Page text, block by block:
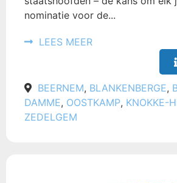
nominatie voor de...
LEES MEER
BEERNEM, BLANKENBERGE,
DAMME, OOSTKAMP, KNOKKE-
ZEDELGEM